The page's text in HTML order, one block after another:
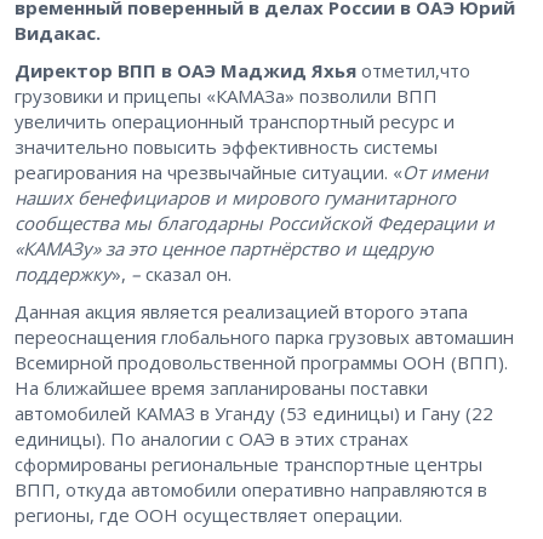
временный поверенный в делах России в ОАЭ Юрий
Видакас.
Директор ВПП в ОАЭ Маджид Яхья отметил,что
грузовики и прицепы «КАМАЗа» позволили ВПП
увеличить операционный транспортный ресурс и
значительно повысить эффективность системы
реагирования на чрезвычайные ситуации. «От имени
наших бенефициаров и мирового гуманитарного
сообщества мы благодарны Российской Федерации и
«КАМАЗу» за это ценное партнёрство и щедрую
поддержку», – сказал он.
Данная акция является реализацией второго этапа
переоснащения глобального парка грузовых автомашин
Всемирной продовольственной программы ООН (ВПП).
На ближайшее время запланированы поставки
автомобилей КАМАЗ в Уганду (53 единицы) и Гану (22
единицы). По аналогии с ОАЭ в этих странах
сформированы региональные транспортные центры
ВПП, откуда автомобили оперативно направляются в
регионы, где ООН осуществляет операции.